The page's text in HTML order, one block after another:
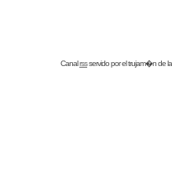
Canalrssservido por eltrujam�nde